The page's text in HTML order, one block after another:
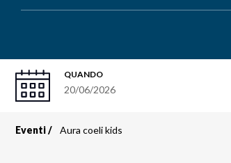
QUANDO
20/06/2026
Eventi Aura coeli kids